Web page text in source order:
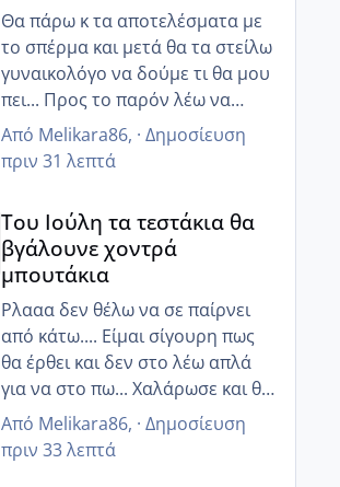
Θα πάρω κ τα αποτελέσματα με
το σπέρμα και μετά θα τα στείλω
γυναικολόγο να δούμε τι θα μου
πει... Προς το παρόν λέω να
χαλαρώσω όσο μπορώ και να
προσπαθήσω με διατροφή και
κάτι ενέσακια να ρυθμίσω αυτά
σε όλες μας αυτό που
επιθυμούμε τόσο πολύ!!
Από Melikara86, · Δημοσίευση
πριν 31 λεπτά
Του Ιούλη τα τεστάκια θα
βγάλουνε χοντρά
μπουτάκια
Ρλααα δεν θέλω να σε παίρνει
από κάτω.... Είμαι σίγουρη πως
θα έρθει και δεν στο λέω απλά
για να στο πω... Χαλάρωσε και θα
δεις. Σε καταλαβαίνω γτ ξέρεις
ότι κ εγώ στα ίδια πατώματα
είμαι κάποιες φορές!! Αλλά έχει κ
Από Melikara86, · Δημοσίευση
πριν 33 λεπτά